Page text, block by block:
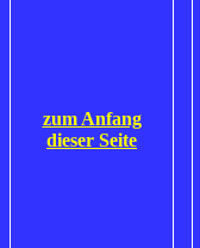
zum Anfang
dieser Seite